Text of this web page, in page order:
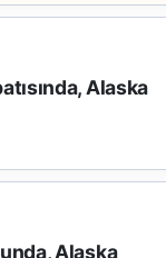
Alaska
Alaska